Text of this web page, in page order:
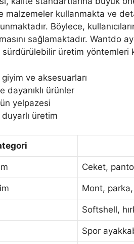
malzemeler kullanmakta ve
Böylece,
sağlamaktadır. Wantdo
üretim yöntemleri
ve aksesuarları
dayanıklı ürünler
yelpazesi
üretim
Ceket,
Mont,
Softshell,
Spor